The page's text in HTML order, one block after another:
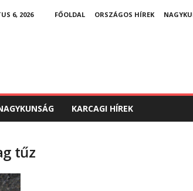
6, 2026 FŐOLDAL ORSZÁGOS HÍREK
KARCAGI HÍREK
tűz